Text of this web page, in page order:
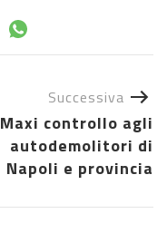
Successiva
Maxi controllo agli
autodemolitori di
Napoli e provincia